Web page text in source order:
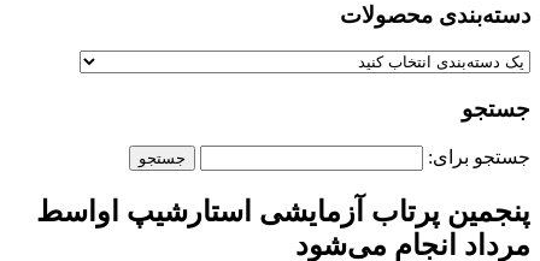
دسته‌بندی‌ محصولات
جستجو
جستجو برای:
پنجمین پرتاب آزمایشی استارشیپ اواسط
مرداد انجام می‌شود